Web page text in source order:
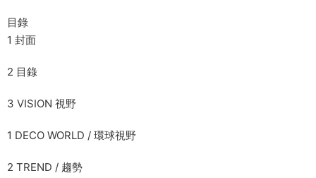
目錄
1 封面
2 目錄
3 VISION 視野
1 DECO WORLD / 環球視野
2 TREND / 趨勢